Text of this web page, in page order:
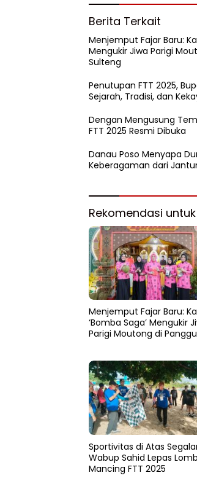
Berita Terkait
Menjemput Fajar Baru:
Mengukir Jiwa Parigi
Sulteng
Penutupan FTT 2025,
Sejarah, Tradisi, dan
Dengan Mengusung
FTT 2025 Resmi Dibuka
Danau Poso Menyapa
Keberagaman dari
Rekomendasi
Menjemput Fajar Baru:
‘Bomba Saga’ Mengukir
Parigi Moutong di
Sportivitas di Atas
Wabup Sahid Lepas
Mancing FTT 2025